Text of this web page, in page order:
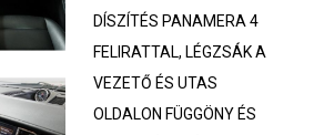
DÍSZÍTÉS PANAMERA 4
FELIRATTAL, LÉGZSÁK A
VEZETŐ ÉS UTAS
OLDALON FÜGGÖNY ÉS